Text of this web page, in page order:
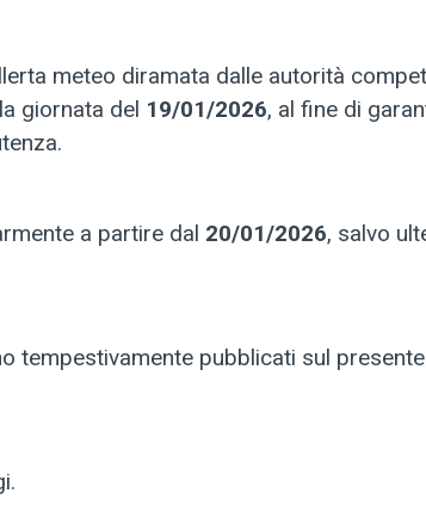
meteo diramata dalle autorità
giornata del 19/01/2026, al fine di
a partire dal 20/01/2026, salvo
tempestivamente pubblicati sul